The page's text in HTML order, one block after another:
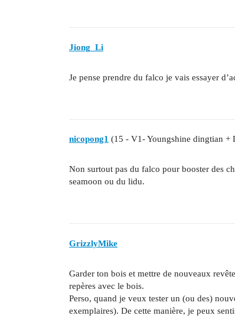
Jiong_Li
Je pense prendre du falco je vais essayer
nicopong1 (15 - V1- Youngshine dingtian +
Non surtout pas du falco pour booster des
seamoon ou du lidu.
GrizzlyMike
Garder ton bois et mettre de nouveaux
repères avec le bois.
Perso, quand je veux tester un (ou des)
exemplaires). De cette manière, je peux